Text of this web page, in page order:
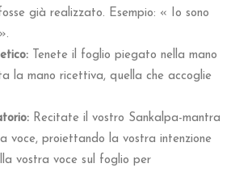
già realizzato. Esempio: « Io sono
Tenete il foglio piegato nella mano
la mano ricettiva, quella che accoglie
Recitate il vostro Sankalpa-mantra
voce, proiettando la vostra intenzione
vostra voce sul foglio per